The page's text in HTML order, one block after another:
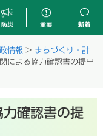
情報 > まちづくり・計
による協力確認書の提出
確認書の提